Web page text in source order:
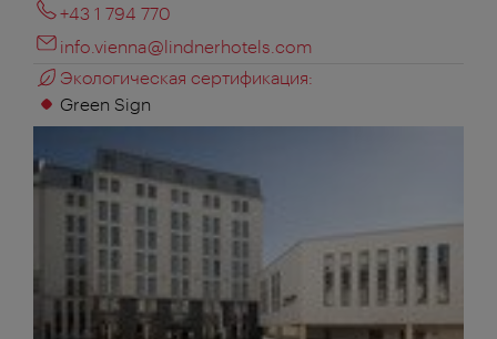
+43 1 794 770
info.vienna@lindnerhotels.com
Экологическая сертификация:
Green Sign